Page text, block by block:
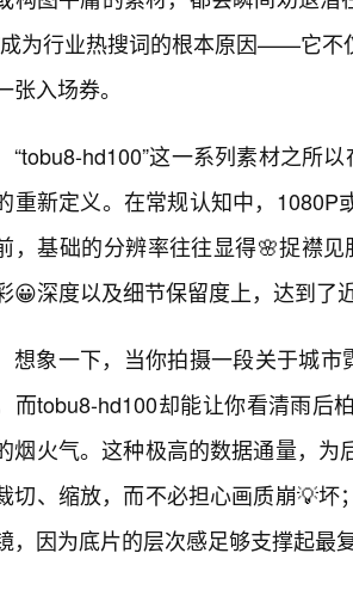
成为行业热搜词的根本原因——它不
张入场券。
“tobu8-hd100”这一系列素材之所
重新定义。在常规认知中，
，基础的分辨率往往显得🌸捉襟
😀深度以及细节保留度上，达到了
想象一下，当你拍摄一段关于城市
而tobu8-hd100却能让你看清雨后
烟火气。这种极高的数据通量，
切、缩放，而不必担心画质崩💡
，因为底片的层次感足够支撑起最